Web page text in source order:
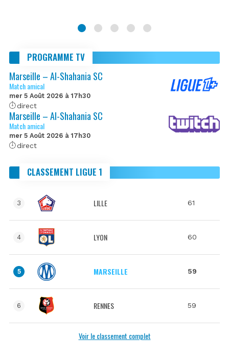
PROGRAMME TV
Marseille – Al-Shahania SC
Match amical
mer 5 Août 2026 à 17h30
direct
Marseille – Al-Shahania SC
Match amical
mer 5 Août 2026 à 17h30
direct
CLASSEMENT LIGUE 1
3 LILLE 61
4 LYON 60
5 MARSEILLE 59
6 RENNES 59
Voir le classement complet